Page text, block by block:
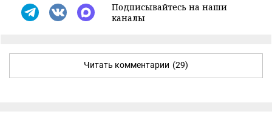
Подписывайтесь на наши
каналы
Читать комментарии (29)